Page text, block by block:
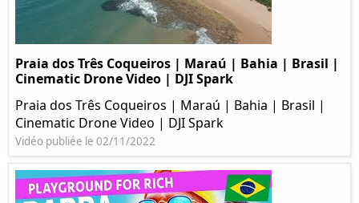
Praia dos Três Coqueiros | Maraú | Bahia | Brasil |
Cinematic Drone Video | DJI Spark
Praia dos Três Coqueiros | Maraú | Bahia | Brasil |
Cinematic Drone Video | DJI Spark
Vidéo publiée le 02/11/2022